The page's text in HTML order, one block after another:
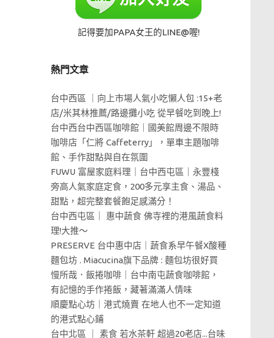
記得要加PAPA女王的LINE@喔!
熱門文章
台中西區 ｜向上市場人氣小吃懶人包 :15+老
店/米其林推薦/路邊攤小吃 從早餐吃到晚上!
台中西台中西區咖啡館｜國美館周邊不限時
咖啡店「仁將 Caffeterry」，單車主題咖啡
館、手作甜點與自在氛圍
FUWU 富屋家庭料理｜台中西屯區｜永豐棧
旁高人氣家庭定食，200多元享主食、湯品、
甜點，超完整套餐飽足感滿分！
台中西屯區｜ 惠中蔬食 佛寺裡的港風蔬食料
理!大推～
PRESERVE 台中惠中店｜蔬食系早午餐X酸種
麵包坊 . Miacucina旗下品牌 : 麵包坊很好買
慢所哉．飯捲咖啡｜台中南屯蔬食咖啡館，
有記憶的手作捲飯，藏著滿滿人情味
順慶點心坊｜港式燒賣 在地人也不一定知道
的港式點心鋪
台中北區 ｜ 素食 若水茶軒 超過20老店...台味